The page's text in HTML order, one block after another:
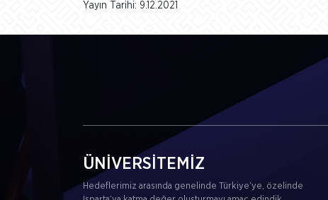
Yayın Tarihi: 9.12.2021
ÜNİVERSİTEMİZ
Hedeflerimiz arasında genelinde Türkiye’ye, özelinde